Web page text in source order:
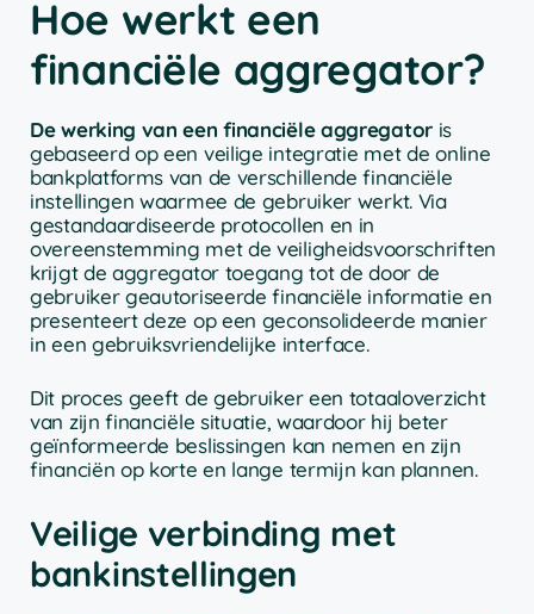
Hoe werkt een
financiële aggregator?
De werking van een financiële aggregator is
gebaseerd op een veilige integratie met de online
bankplatforms van de verschillende financiële
instellingen waarmee de gebruiker werkt. Via
gestandaardiseerde protocollen en in
overeenstemming met de veiligheidsvoorschriften
krijgt de aggregator toegang tot de door de
gebruiker geautoriseerde financiële informatie en
presenteert deze op een geconsolideerde manier
in een gebruiksvriendelijke interface.
Dit proces geeft de gebruiker een totaaloverzicht
van zijn financiële situatie, waardoor hij beter
geïnformeerde beslissingen kan nemen en zijn
financiën op korte en lange termijn kan plannen.
Veilige verbinding met
bankinstellingen